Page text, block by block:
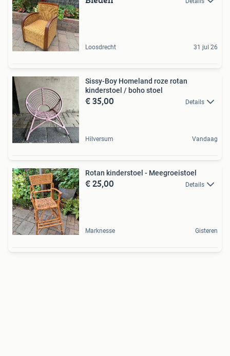
Loosdrecht 31 jul 26
Sissy-Boy Homeland roze rotan
kinderstoel / boho stoel
€ 35,00 Details
Hilversum Vandaag
Rotan kinderstoel - Meegroeistoel
€ 25,00 Details
Marknesse Gisteren